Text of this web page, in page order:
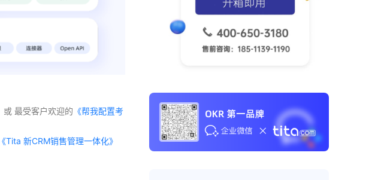
或 最受客户欢迎的 《帮我配置考